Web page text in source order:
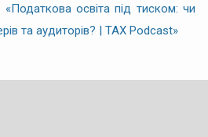
«Податкова освіта під тиском: чи
та аудиторів? | TAX Podcast»